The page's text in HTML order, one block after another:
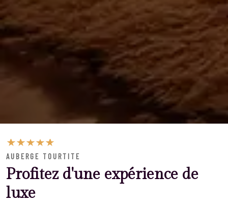
AUBERGE TOURTITE
Profitez d'une expérience de
luxe